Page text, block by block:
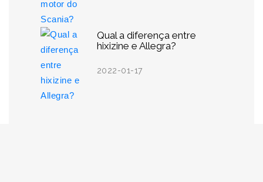
Qual a diferença entre
hixizine e Allegra?
2022-01-17